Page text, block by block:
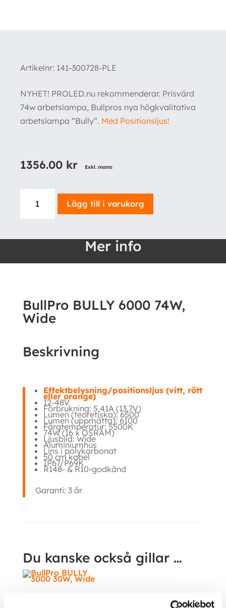
Artikelnr: 141-300728-PLE
NYHET! PROLED.nu rekommenderar. Prisvärd
74w arbetslampa, Bullpros nya högkvalitativa
arbetslampa “Bully”. Med Positionsljus!
1356.00 kr Exkl. moms
BULLY
mängd
Lägg till i varukorg
Mer info
BullPro BULLY 6000 74W,
Wide
Beskrivning
Effektbelysning/positionsljus (vitt, rött
eller orange)
12-48V
Förbrukning: 5,41A (13,7V)
Lumen (teoretiska): 6500
Lumen (uppmätta): 6100
Färgtemperatur: 5500K
74W (16 x OSRAM)
Ljusbild: Wide
Aluminiumhus
Lins i polykarbonat
50 cm kabel
IP67/P69K
R148- & R10-godkänd
Garanti: 3 år
Du kanske också gillar …